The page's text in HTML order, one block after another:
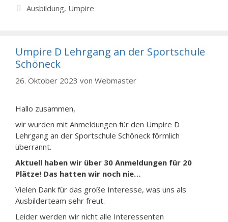
Kategorien
Ausbildung, Umpire
Umpire D Lehrgang an der Sportschule
Schöneck
26. Oktober 2023 von Webmaster
Hallo zusammen,
wir wurden mit Anmeldungen für den Umpire D
Lehrgang an der Sportschule Schöneck förmlich
überrannt.
Aktuell haben wir über 30 Anmeldungen für 20
Plätze! Das hatten wir noch nie…
Vielen Dank für das große Interesse, was uns als
Ausbilderteam sehr freut.
Leider werden wir nicht alle Interessenten